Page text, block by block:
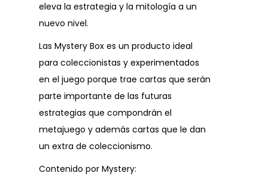
eleva la estrategia y la mitología a un
nuevo nivel.
Las Mystery Box es un producto ideal
para coleccionistas y experimentados
en el juego porque trae cartas que serán
parte importante de las futuras
estrategias que compondrán el
metajuego y además cartas que le dan
un extra de coleccionismo.
Contenido por Mystery: